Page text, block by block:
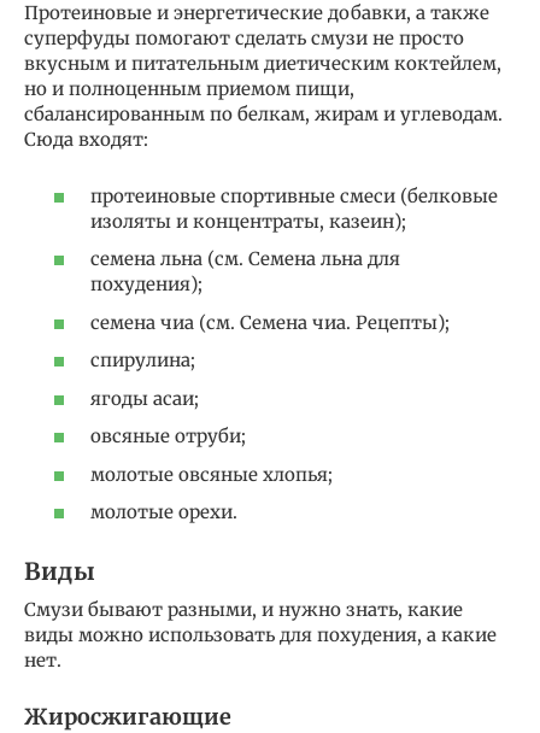
Протеиновые и энергетические добавки, а также
суперфуды помогают сделать смузи не просто
вкусным и питательным диетическим коктейлем,
но и полноценным приемом пищи,
сбалансированным по белкам, жирам и углеводам.
Сюда входят:
протеиновые спортивные смеси (белковые
изоляты и концентраты, казеин);
семена льна (см. Семена льна для
похудения);
семена чиа (см. Семена чиа. Рецепты);
спирулина;
ягоды асаи;
овсяные отруби;
молотые овсяные хлопья;
молотые орехи.
Виды
Смузи бывают разными, и нужно знать, какие
виды можно использовать для похудения, а какие
нет.
Жиросжигающие